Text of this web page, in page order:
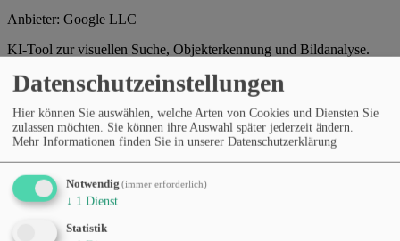
Anbieter: Google LLC
KI-Tool zur visuellen Suche, Objekterkennung und Bildanalyse.
Webseite des Anbieters
Kategorien
Recherche & FaktenprüfungPräsentationen & Dokumente
Produktivität & WorkflowsLernen & Bildung
Bildbearbeitung
Preismodell
Kostenloser TarifKomplett kostenlos
Sprachen
EnglischSpanisch
Datenschutzeinstellungen
Hier können Sie auswählen, welche Arten von Cookies und Diensten Sie
zulassen möchten. Sie können ihre Auswahl später jederzeit ändern.
Mehr Informationen finden Sie in unserer Datenschutzerklärung
Notwendig (immer erforderlich)
↓ 1 Dienst
Statistik